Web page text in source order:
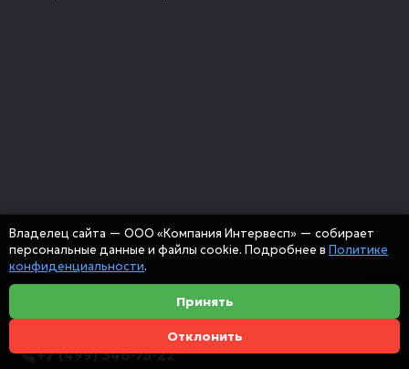
+7 (499) 346-75-22
Владелец сайта — ООО «Компания Интервесп» — собирает
персональные данные и файлы cookie. Подробнее в Политике
конфиденциальности.
Принять
Отклонить